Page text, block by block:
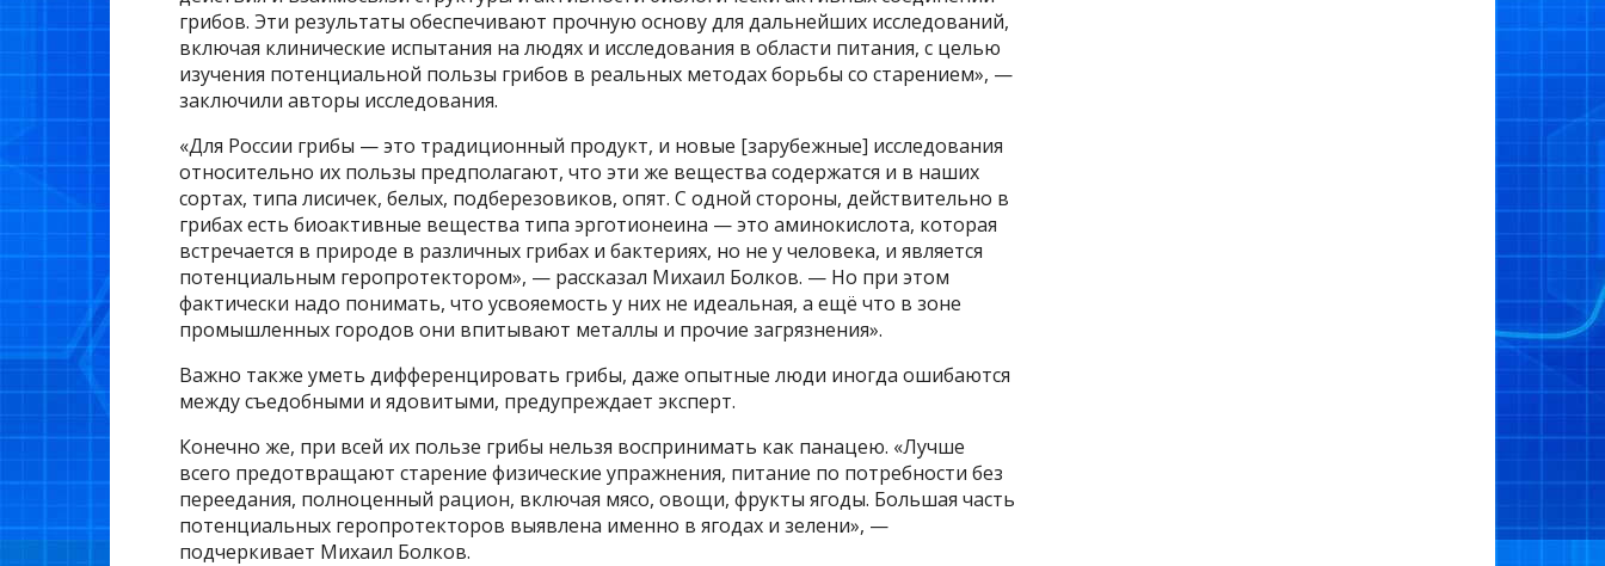
грибов. Эти результаты обеспечивают прочную основу для дальнейших исследований,
включая клинические испытания на людях и исследования в области питания, с целью
изучения потенциальной пользы грибов в реальных методах борьбы со старением», —
заключили авторы исследования.
«Для России грибы — это традиционный продукт, и новые [зарубежные] исследования
относительно их пользы предполагают, что эти же вещества содержатся и в наших
сортах, типа лисичек, белых, подберезовиков, опят. С одной стороны, действительно в
грибах есть биоактивные вещества типа эрготионеина — это аминокислота, которая
встречается в природе в различных грибах и бактериях, но не у человека, и является
потенциальным геропротектором», — рассказал Михаил Болков. — Но при этом
фактически надо понимать, что усвояемость у них не идеальная, а ещё что в зоне
промышленных городов они впитывают металлы и прочие загрязнения».
Важно также уметь дифференцировать грибы, даже опытные люди иногда ошибаются
между съедобными и ядовитыми, предупреждает эксперт.
Конечно же, при всей их пользе грибы нельзя воспринимать как панацею. «Лучше
всего предотвращают старение физические упражнения, питание по потребности без
переедания, полноценный рацион, включая мясо, овощи, фрукты ягоды. Большая часть
потенциальных геропротекторов выявлена именно в ягодах и зелени», —
подчеркивает Михаил Болков.